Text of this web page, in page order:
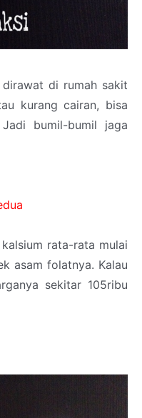
di rumah sakit
kurang cairan, bisa
bumil-bumil jaga
rata-rata mulai
asam folatnya. Kalau
sekitar 105ribu